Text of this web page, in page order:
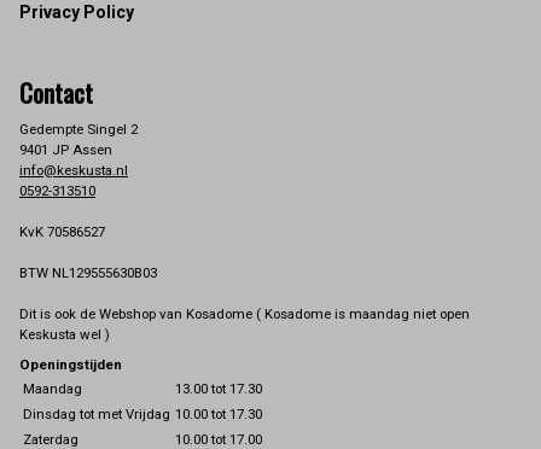
Privacy Policy
Contact
Gedempte Singel 2
9401 JP Assen
info@keskusta.nl
0592-313510
KvK 70586527
BTW NL129555630B03
Dit is ook de Webshop van Kosadome ( Kosadome is maandag niet open
Keskusta wel )
Openingstijden
Maandag
13.00 tot 17.30
Dinsdag tot met Vrijdag 10.00 tot 17.30
Zaterdag
10.00 tot 17.00